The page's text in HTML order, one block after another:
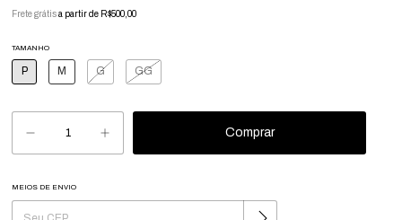
Frete grátis a partir de R$500,00
TAMANHO
P M G GG
Entregas para o CEP:
MEIOS DE ENVIO